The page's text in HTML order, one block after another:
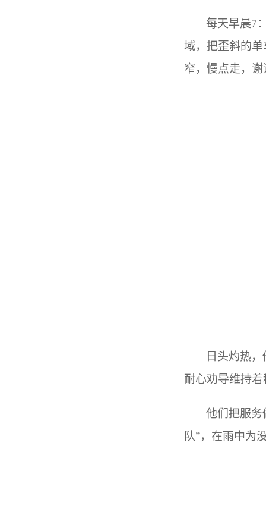
每天早晨7
域，把歪斜的
窄，慢点走，
日头灼热
耐心劝导维持着
他们把服务
队”，在雨中为